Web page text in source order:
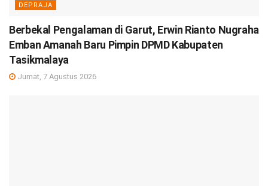
DEPRAJA
Berbekal Pengalaman di Garut, Erwin Rianto Nugraha
Emban Amanah Baru Pimpin DPMD Kabupaten
Tasikmalaya
Jumat, 7 Agustus 2026